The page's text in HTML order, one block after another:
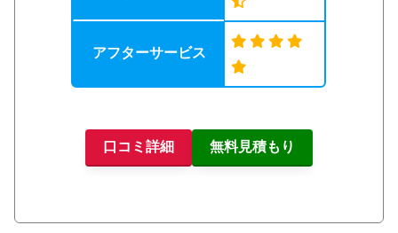
アフターサービス
口コミ詳細 無料見積もり